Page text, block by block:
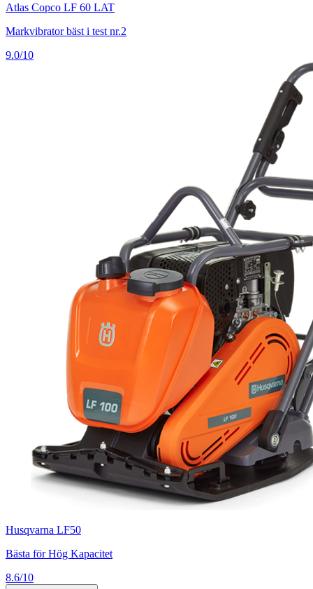
Atlas Copco LF 60 LAT
Markvibrator bäst i test nr.2
9.0/10
Husqvarna LF50
Bästa för Hög Kapacitet
8.6/10